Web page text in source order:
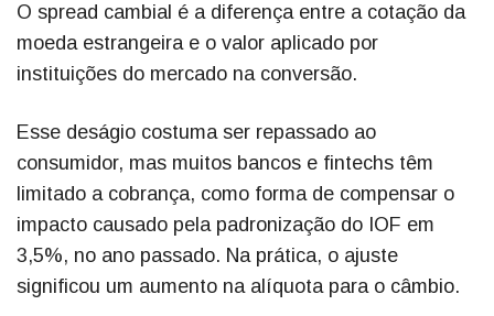
O spread cambial é a diferença entre a cotação da
moeda estrangeira e o valor aplicado por
instituições do mercado na conversão.
Esse deságio costuma ser repassado ao
consumidor, mas muitos bancos e fintechs têm
limitado a cobrança, como forma de compensar o
impacto causado pela padronização do IOF em
3,5%, no ano passado. Na prática, o ajuste
significou um aumento na alíquota para o câmbio.